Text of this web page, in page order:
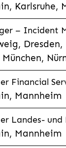
Karlsruhe,
– Incident
Financial
Mannheim
Landes-
Mannheim